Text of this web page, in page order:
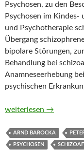
Psychosen, zu den
Psychosen im Kindes-
und Psychotherapie
Übergang
bipolare Störungen,
Behandlung bei
Anamneseerhebung
psychischen
Schizoaffektive
weiterlesen →
ARND BAROCKA
PSYCHOSEN